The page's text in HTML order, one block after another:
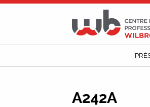
Wilbrod-
Bherer
A242A